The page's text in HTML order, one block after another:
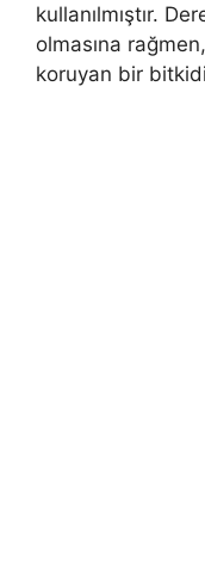
kullanılmıştır.
olmasına
koruyan bir